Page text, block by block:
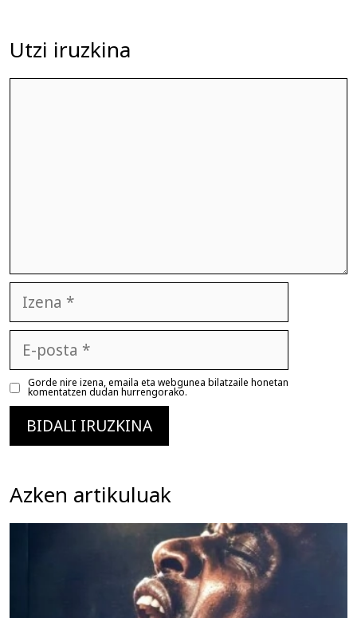
Utzi iruzkina
posta
Gorde nire izena, emaila eta webgunea bilatzaile honetan
komentatzen dudan hurrengorako.
Azken artikuluak